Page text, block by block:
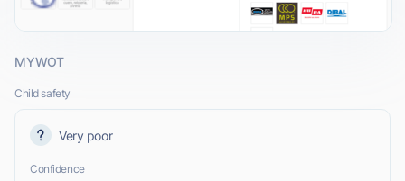
MYWOT
Child safety
Very poor
Confidence